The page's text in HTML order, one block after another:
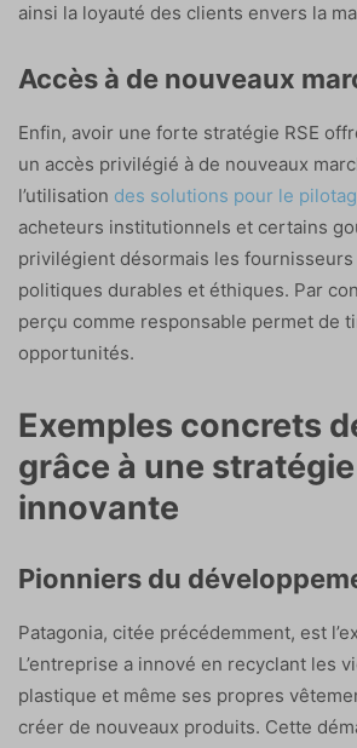
ainsi la loyauté des clients envers la
Accès à de nouveaux
Enfin, avoir une forte stratégie RSE
un accès privilégié à de nouveaux
l’utilisation des solutions pour le
acheteurs institutionnels et certains
privilégient désormais les fournisseurs
politiques durables et éthiques. Par
perçu comme responsable permet de
opportunités.
Exemples concrets
grâce à une stratégie
innovante
Pionniers du
Patagonia, citée précédemment, est
L’entreprise a innové en recyclant les
plastique et même ses propres
créer de nouveaux produits. Cette